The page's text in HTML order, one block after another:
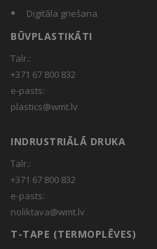
Digitāla griešana
BŪVPLASTIKĀTI
Talr.:
+371 67 800 832
e-pasts:
plastics@wmt.lv
INDRUSTRIĀLĀ DRUKA
Talr.:
+371 67 800 832
e-pasts:
noliktava@wmt.lv
T-TAPE (TERMOPLĒVES)